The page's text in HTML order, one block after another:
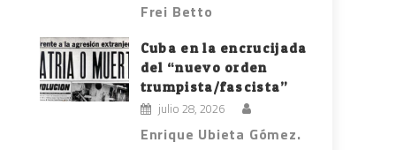
Frei Betto
Cuba en la encrucijada
del “nuevo orden
trumpista/fascista”
julio 28, 2026
Enrique Ubieta Gómez.